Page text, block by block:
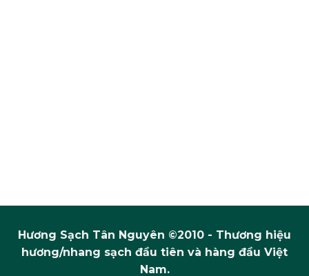
Hương Sạch Tân Nguyên ©2010 - Thương hiệu
hương/nhang sạch đầu tiên và hàng đầu Việt
Nam.